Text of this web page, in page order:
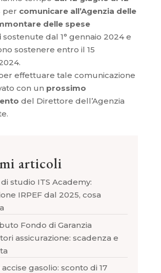
per comunicare all’Agenzia delle
delle spese
sostenute dal 1° gennaio 2024 e
sostenere entro il 15
effettuare tale comunicazione
con un prossimo
del Direttore dell’Agenzia
articoli
studio ITS Academy:
IRPEF dal 2025, cosa
Fondo di Garanzia
assicurazione: scadenza e
gasolio: sconto di 17